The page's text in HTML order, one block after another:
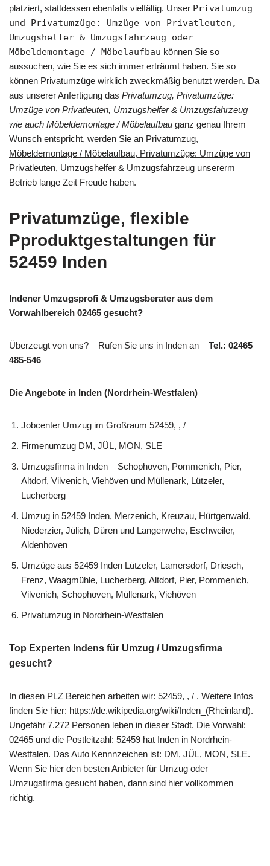
platziert, stattdessen ebenfalls vielfältig. Unser Privatumzug
und Privatumzüge: Umzüge von Privatleuten,
Umzugshelfer & Umzugsfahrzeug oder
Möbeldemontage / Möbelaufbau können Sie so
aussuchen, wie Sie es sich immer erträumt haben. Sie so
können Privatumzüge wirklich zweckmäßig benutzt werden. Da
aus unserer Anfertigung das Privatumzug, Privatumzüge:
Umzüge von Privatleuten, Umzugshelfer & Umzugsfahrzeug
wie auch Möbeldemontage / Möbelaufbau ganz genau Ihrem
Wunsch entspricht, werden Sie an Privatumzug,
Möbeldemontage / Möbelaufbau, Privatumzüge: Umzüge von
Privatleuten, Umzugshelfer & Umzugsfahrzeug unsererm
Betrieb lange Zeit Freude haben.
Privatumzüge, flexible
Pproduktgestaltungen für
52459 Inden
Indener Umzugsprofi & Umzugsberater aus dem
Vorwahlbereich 02465 gesucht?
Überzeugt von uns? – Rufen Sie uns in Inden an –Tel.: 02465
485-546
Die Angebote in Inden (Nordrhein-Westfalen)
Jobcenter Umzug im Großraum 52459, , /
Firmenumzug DM, JÜL, MON, SLE
Umzugsfirma in Inden – Schophoven, Pommenich, Pier,
Altdorf, Vilvenich, Viehöven und Müllenark, Lützeler,
Lucherberg
Umzug in 52459 Inden, Merzenich, Kreuzau, Hürtgenwald,
Niederzier, Jülich, Düren und Langerwehe, Eschweiler,
Aldenhoven
Umzüge aus 52459 Inden Lützeler, Lamersdorf, Driesch,
Frenz, Waagmühle, Lucherberg, Altdorf, Pier, Pommenich,
Vilvenich, Schophoven, Müllenark, Viehöven
Privatumzug in Nordrhein-Westfalen
Top Experten Indens für Umzug / Umzugsfirma
gesucht?
In diesen PLZ Bereichen arbeiten wir: 52459, , / . Weitere Infos
finden Sie hier: https://de.wikipedia.org/wiki/Inden_(Rheinland).
Ungefähr 7.272 Personen leben in dieser Stadt. Die Vorwahl:
02465 und die Postleitzahl: 52459 hat Inden in Nordrhein-
Westfalen. Das Auto Kennnzeichen ist: DM, JÜL, MON, SLE.
Wenn Sie hier den besten Anbieter für Umzug oder
Umzugsfirma gesucht haben, dann sind hier vollkommen
richtig.